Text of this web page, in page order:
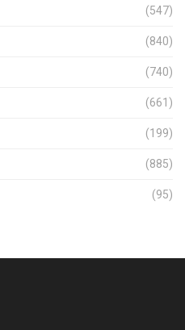
(547)
(840)
(740)
(661)
(199)
(885)
(95)